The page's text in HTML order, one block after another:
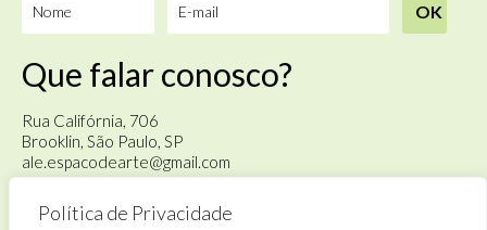
Política de Privacidade
Que falar conosco?
Rua Califórnia, 706
Brooklin, São Paulo, SP
ale.espacodearte@gmail.com
Terça à sábado